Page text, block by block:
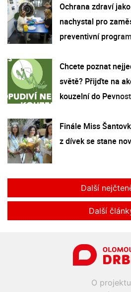
Ochrana zdraví
nachystal pro
preventivní program
Chcete poznat
světě? Přijďte na
kouzelní do
Finále Miss
z dívek se stane
Další
Další
O projektu